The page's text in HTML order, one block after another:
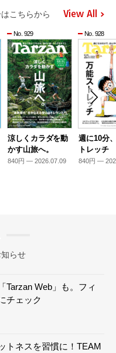
こちらから View All
No. 929
涼しくカラダを動
かす山旅へ。
840円 — 2026.07.09
No. 928
週に10分
トレッチ
840円 —
らせ
Tarzan Web」も。フィ
チェック
トネスを習慣に！TEAM